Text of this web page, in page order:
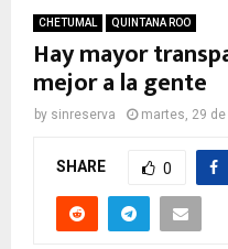
CHETUMAL QUINTANA ROO
Hay mayor
mejor a la gente
by sinreserva martes, 29
SHARE 0